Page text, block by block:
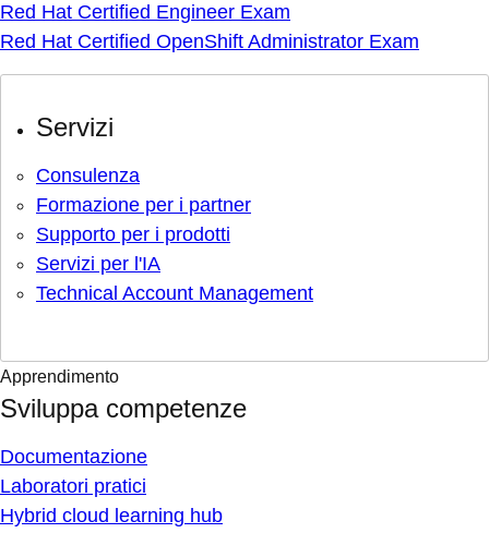
Red Hat Certified Engineer Exam
Red Hat Certified OpenShift Administrator Exam
Servizi
Consulenza
Formazione per i partner
Supporto per i prodotti
Servizi per l'IA
Technical Account Management
Apprendimento
Sviluppa competenze
Documentazione
Laboratori pratici
Hybrid cloud learning hub